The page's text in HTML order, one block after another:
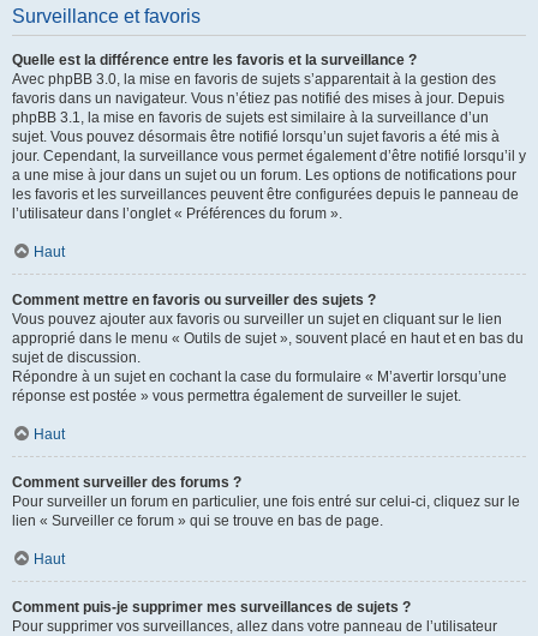
Surveillance et favoris
Quelle est la différence entre les favoris et la surveillance ?
Avec phpBB 3.0, la mise en favoris de sujets s’apparentait à la gestion des
favoris dans un navigateur. Vous n’étiez pas notifié des mises à jour. Depuis
phpBB 3.1, la mise en favoris de sujets est similaire à la surveillance d’un
sujet. Vous pouvez désormais être notifié lorsqu’un sujet favoris a été mis à
jour. Cependant, la surveillance vous permet également d’être notifié lorsqu’il y
a une mise à jour dans un sujet ou un forum. Les options de notifications pour
les favoris et les surveillances peuvent être configurées depuis le panneau de
l’utilisateur dans l’onglet « Préférences du forum ».
Haut
Comment mettre en favoris ou surveiller des sujets ?
Vous pouvez ajouter aux favoris ou surveiller un sujet en cliquant sur le lien
approprié dans le menu « Outils de sujet », souvent placé en haut et en bas du
sujet de discussion.
Répondre à un sujet en cochant la case du formulaire « M’avertir lorsqu’une
réponse est postée » vous permettra également de surveiller le sujet.
Haut
Comment surveiller des forums ?
Pour surveiller un forum en particulier, une fois entré sur celui-ci, cliquez sur le
lien « Surveiller ce forum » qui se trouve en bas de page.
Haut
Comment puis-je supprimer mes surveillances de sujets ?
Pour supprimer vos surveillances, allez dans votre panneau de l’utilisateur